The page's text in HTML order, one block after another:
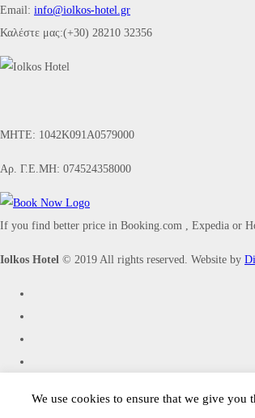
Email: info@iolkos-hotel.gr
Καλέστε μας:(+30) 28210 32356
ΜΗΤΕ: 1042Κ091Α0579000
Αρ. Γ.Ε.ΜΗ: 074524358000
If you find better price in Booking.com , Expedia or
Iolkos Hotel © 2019 All rights reserved. Website by
We use cookies to ensure that we give